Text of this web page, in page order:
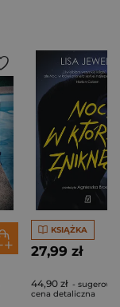
KSIĄŻKA
27,99 zł
44,90 zł -
cena detaliczna